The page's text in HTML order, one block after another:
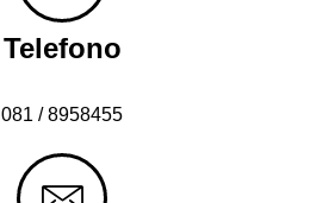
Telefono
081 / 8958455